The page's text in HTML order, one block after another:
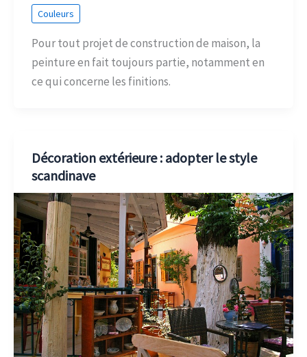
Couleurs
Pour tout projet de construction de maison, la
peinture en fait toujours partie, notamment en
ce qui concerne les finitions.
Décoration extérieure : adopter le style
scandinave